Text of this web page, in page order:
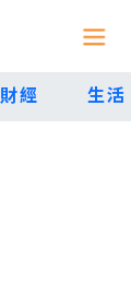
財經 生活